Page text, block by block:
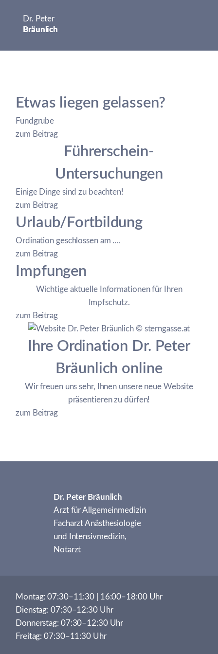
Dr. Peter
Bräunlich
Etwas liegen gelassen?
Fundgrube
zum Beitrag
Führerschein-
Untersuchungen
Einige Dinge sind zu beachten!
zum Beitrag
Urlaub/Fortbildung
Ordination geschlossen am ....
zum Beitrag
Impfungen
Wichtige aktuelle Informationen für Ihren
Impfschutz.
zum Beitrag
Ihre Ordination Dr. Peter
Bräunlich online
Wir freuen uns sehr, Ihnen unsere neue Website
präsentieren zu dürfen!
zum Beitrag
Dr. Peter Bräunlich
Arzt für Allgemeinmedizin
Facharzt Anästhesiologie
und Intensivmedizin,
Notarzt
Montag: 07:30–11:30 | 16:00–18:00 Uhr
Dienstag: 07:30–12:30 Uhr
Donnerstag: 07:30–12:30 Uhr
Freitag: 07:30–11:30 Uhr